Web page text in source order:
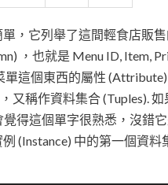
，它列舉了這間輕食店販
，也就是 Menu ID, Item,
單這個東西的屬性 (Attribute)
又稱作資料集合 (Tuples). 如
覺得這個單字很熟悉，沒錯
(Instance) 中的第一個資料